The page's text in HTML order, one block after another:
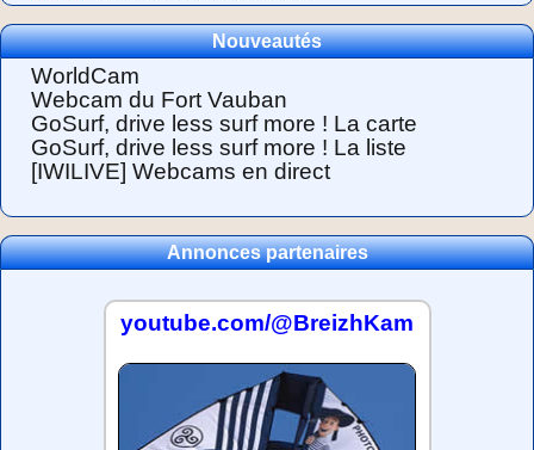
Nouveautés
WorldCam
Webcam du Fort Vauban
GoSurf, drive less surf more ! La carte
GoSurf, drive less surf more ! La liste
[IWILIVE] Webcams en direct
Annonces partenaires
youtube.com/@BreizhKam